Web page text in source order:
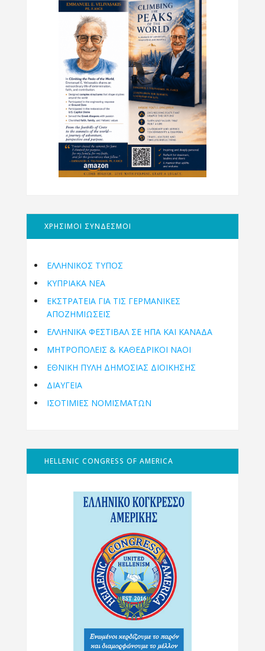
ΧΡΗΣΙΜΟΙ ΣΥΝΔΕΣΜΟΙ
ΕΛΛΗΝΙΚΟΣ ΤΥΠΟΣ
ΚΥΠΡΙΑΚΑ ΝΕΑ
ΕΚΣΤΡΑΤΕΙΑ ΓΙΑ ΤΙΣ ΓΕΡΜΑΝΙΚΕΣ
ΑΠΟΖΗΜΙΩΣΕΙΣ
ΕΛΛΗΝΙΚΆ ΦΕΣΤΙΒΆΛ ΣΕ ΗΠΑ ΚΑΙ ΚΑΝΑΔΑ
ΜΗΤΡΟΠΌΛΕΙΣ & ΚΑΘΕΔΡΙΚΟΊ ΝΑΟΊ
ΕΘΝΙΚΉ ΠΎΛΗ ΔΗΜΌΣΙΑΣ ΔΙΟΊΚΗΣΗΣ
ΔΙΑΥΓΕΙΑ
ΙΣΟΤΙΜΙΕΣ ΝΟΜΙΣΜΑΤΩΝ
HELLENIC CONGRESS OF AMERICA